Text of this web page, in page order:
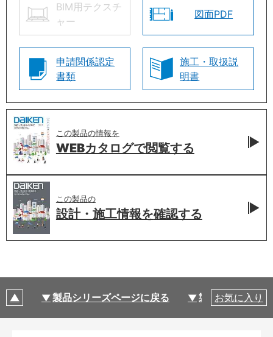
BIM用テクスチ
ャー
図面PDF
申請関係認定
書類
施工・取扱説
明書
この製品の情報を
WEBカタログで閲覧する
この製品の
設計・施工情報を確認する
製品シリーズページに戻る 製品仕様
お気に入り